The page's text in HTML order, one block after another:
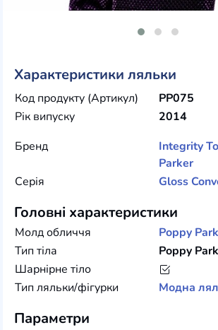
Характеристики ляльки
Код продукту (Артикул)
PP075
Рік випуску
2014
Бренд
Integrity
Parker
Серія
Gloss
Головні характеристики
Молд обличчя
Poppy
Тип тіла
Poppy
Шарнірне тіло
Тип ляльки/фігурки
Модна
Параметри